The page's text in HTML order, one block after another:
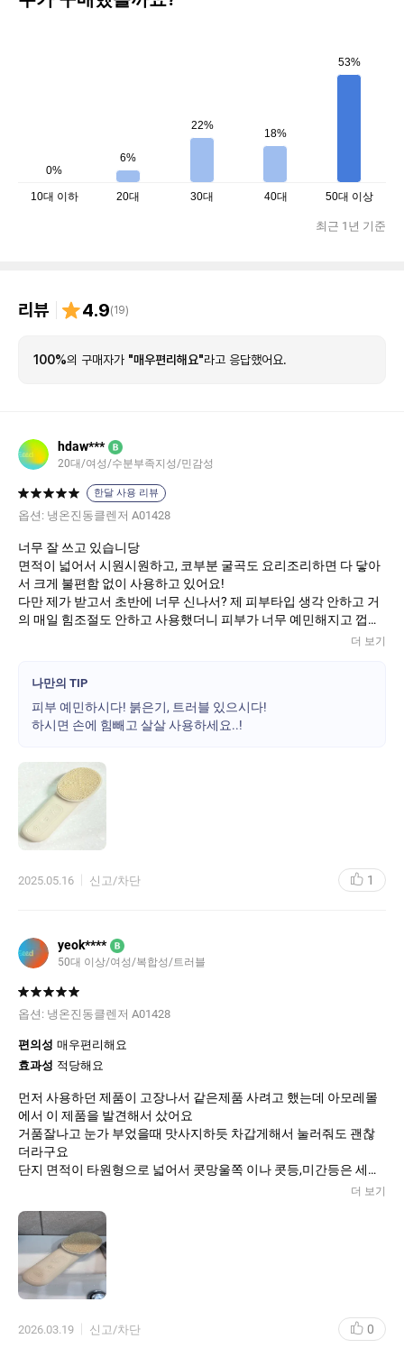
0%
6%
22%
18%
53%
10대 이하 20대 30대 40대 50대 이상
최근 1년 기준
리뷰 4.9(19)
100%의 구매자가 "매우편리해요"라고 응답했어요.
hdaw*** B
20대/여성/수분부족지성/민감성
한달 사용 리뷰
옵션: 냉온진동클렌저 A01428
너무 잘 쓰고 있습니당
면적이 넓어서 시원시원하고, 코부분 굴곡도 요리조리하면 다 닿아
서 크게 불편함 없이 사용하고 있어요!
다만 제가 받고서 초반에 너무 신나서? 제 피부타입 생각 안하고 거
의 매일 힘조절도 안하고 사용했더니 피부가 너무 예민해지고 껍질
더 보기
나만의 TIP
피부 예민하시다! 붉은기, 트러블 있으시다!
하시면 손에 힘빼고 살살 사용하세요..!
2025.05.16 신고/차단 1
yeok**** B
50대 이상/여성/복합성/트러블
옵션: 냉온진동클렌저 A01428
편의성 매우편리해요
효과성 적당해요
먼저 사용하던 제품이 고장나서 같은제품 사려고 했는데 아모레몰
에서 이 제품을 발견해서 샀어요
거품잘나고 눈가 부었을때 맛사지하듯 차갑게해서 눌러줘도 괜찮
더라구요
단지 면적이 타원형으로 넓어서 콧망울쪽 이나 콧등,미간등은 세심
다음번에는 검정색 삼각뿔모양으로 사봐야겠어요ㅋㅋ
더 보기
2026.03.19 신고/차단 0